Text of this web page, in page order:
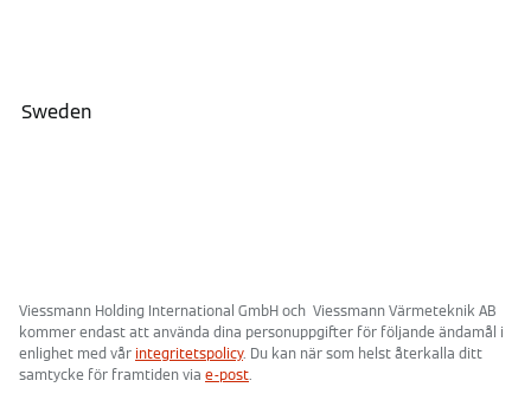
Viessmann Holding International GmbH och Viessmann Värmeteknik AB
kommer endast att använda dina personuppgifter för följande ändamål i
enlighet med vår integritetspolicy. Du kan när som helst återkalla ditt
samtycke för framtiden via e-post.